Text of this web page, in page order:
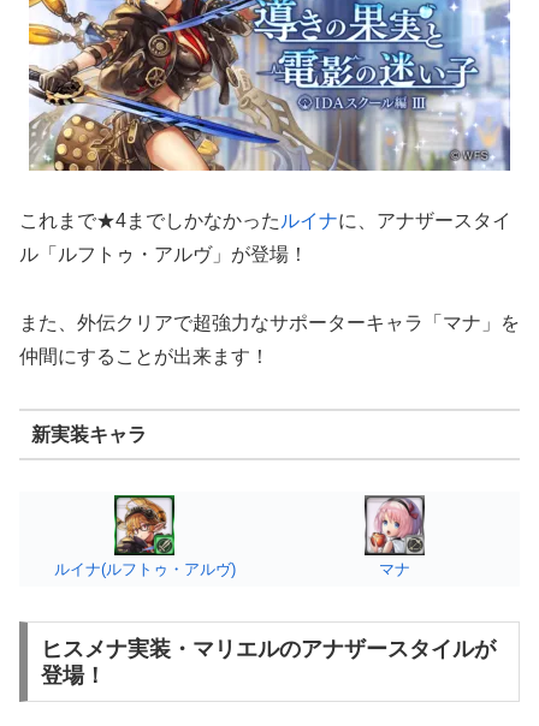
これまで★4までしかなかった ルイナに、アナザースタイ
ル「ルフトゥ・アルヴ」が登場！
また、外伝クリアで超強力なサポーターキャラ「マナ」を
仲間にすることが出来ます！
新実装キャラ
ルイナ(ルフトゥ・アルヴ) マナ
ヒスメナ実装・マリエルのアナザースタイルが
登場！